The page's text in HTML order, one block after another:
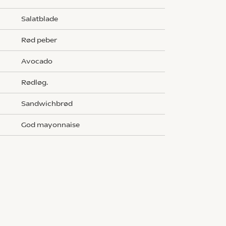
salatblade
rød peber
avocado
rødløg.
sandwichbrød
god mayonnaise